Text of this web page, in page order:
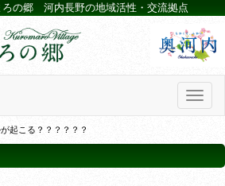
ろの郷 河内長野の地域活性・交流拠点
起こる？？？？？？